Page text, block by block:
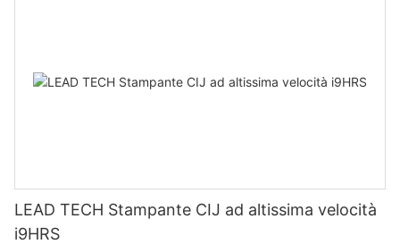
LEAD TECH Stampante CIJ ad altissima velocità
i9HRS